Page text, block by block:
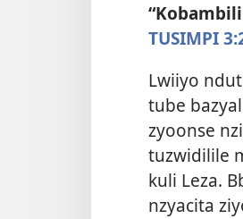
TUSIMPI
Lwiiyo
tube
zyoonse
tuzwidilile
kuli Leza.
nzyacita